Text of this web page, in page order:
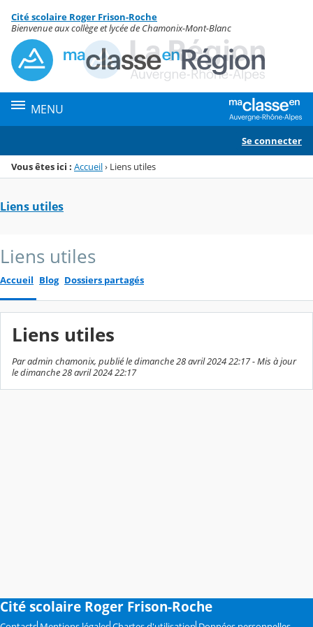
Menu de la rubrique
Contenu
Cité scolaire Roger Frison-Roche
Bienvenue aux collège et lycée de Chamonix-Mont-Blanc
MENU
Se connecter
Vous êtes ici : Accueil› Liens utiles
Liens utiles
Liens utiles
Accueil Blog Dossiers partagés
Liens utiles
Par admin chamonix, publié le dimanche 28 avril 2024 22:17 - Mis à jour
le dimanche 28 avril 2024 22:17
Cité scolaire Roger Frison-Roche